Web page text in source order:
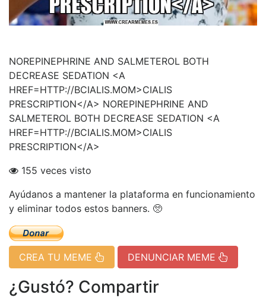
NOREPINEPHRINE AND SALMETEROL BOTH
DECREASE SEDATION <A
HREF=HTTP://BCIALIS.MOM>CIALIS
PRESCRIPTION</A> NOREPINEPHRINE AND
SALMETEROL BOTH DECREASE SEDATION <A
HREF=HTTP://BCIALIS.MOM>CIALIS
PRESCRIPTION</A>
155 veces visto
Ayúdanos a mantener la plataforma en funcionamiento
y eliminar todos estos banners. 🥺
CREA TU MEME DENUNCIAR MEME
¿Gustó? Compartir